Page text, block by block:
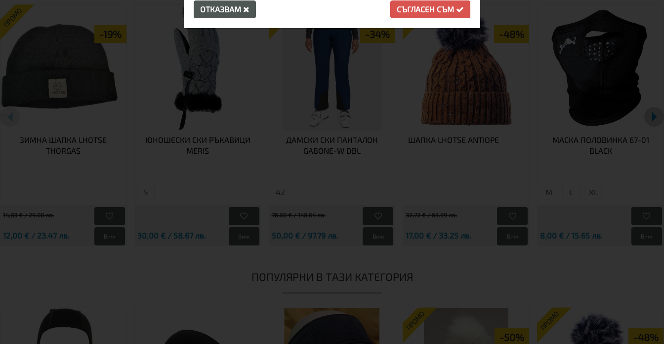
ПРОМО
-19%
ЗИМНА ШАПКА LHOTSE
THORGAS
14,83 € / 29.00 лв.
12,00 € / 23.47 лв. Виж
ЮНОШЕСКИ СКИ РЪКАВИЦИ
MERIS
5
30,00 € / 58.67 лв. Виж
-34%
ДАМСКИ СКИ ПАНТАЛОН
GABONE-W DBL
42
76,00 € / 148.64 лв.
50,00 € / 97.79 лв. Виж
ПРОМО
-48%
ШАПКА LHOTSE ANTIOPE
32,72 € / 63.99 лв.
17,00 € / 33.25 лв. Виж
МАСКА ПОЛОВИНКА 67-01
BLACK
М L XL
8,00 € / 15.65 лв. Виж
ПОПУЛЯРНИ В ТАЗИ КАТЕГОРИЯ
ПРОМО
-50%
ПРОМО
-48%
ОТКАЗВАМ СЪГЛАСЕН СЪМ